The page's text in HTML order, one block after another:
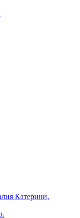
Катерини,